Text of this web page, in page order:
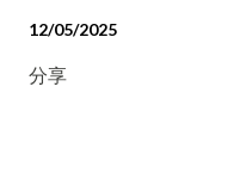
12/05/2025
分享